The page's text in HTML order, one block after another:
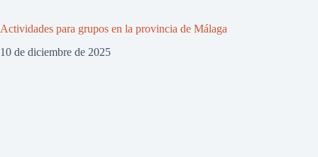
Actividades para grupos en la provincia de Málaga
10 de diciembre de 2025